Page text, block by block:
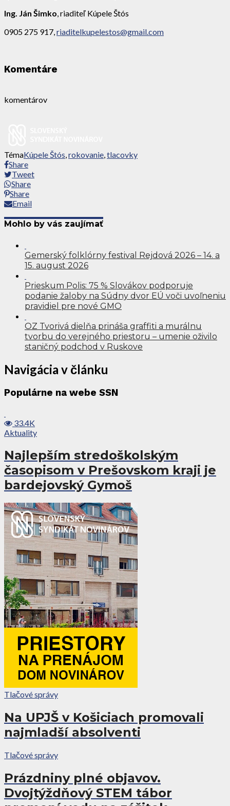
Ing. Ján Šimko , riaditeľ Kúpele Štós
0905 275 917, riaditelkupelestos@gmail.com
Komentáre
komentárov
TémaKúpele Štós,rokovanie,tlacovky
Share
Tweet
Share
Share
Email
Mohlo by vás zaujímať
Gemerský folklórny festival Rejdová 2026 – 14. a
15. august 2026
Prieskum Polis: 75 % Slovákov podporuje
podanie žaloby na Súdny dvor EÚ voči uvoľneniu
pravidiel pre nové GMO
OZ Tvorivá dielňa prináša graffiti a murálnu
tvorbu do verejného priestoru – umenie oživilo
staničný podchod v Ruskove
Navigácia v článku
Populárne na webe SSN
33.4K
Aktuality
Najlepším stredoškolským
časopisom v Prešovskom kraji je
bardejovský Gymoš
Tlačové správy
Na UPJŠ v Košiciach promovali
najmladší absolventi
Tlačové správy
Prázdniny plné objavov.
Dvojtýždňový STEM tábor